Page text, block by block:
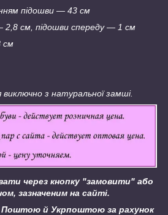
підошви — 43 см
2,8 см, підошви спереду — 1 см
см
з натуральної замші.
через кнопку "замовити" або
зазначеним на сайті.
й Укрпоштою за рахунок